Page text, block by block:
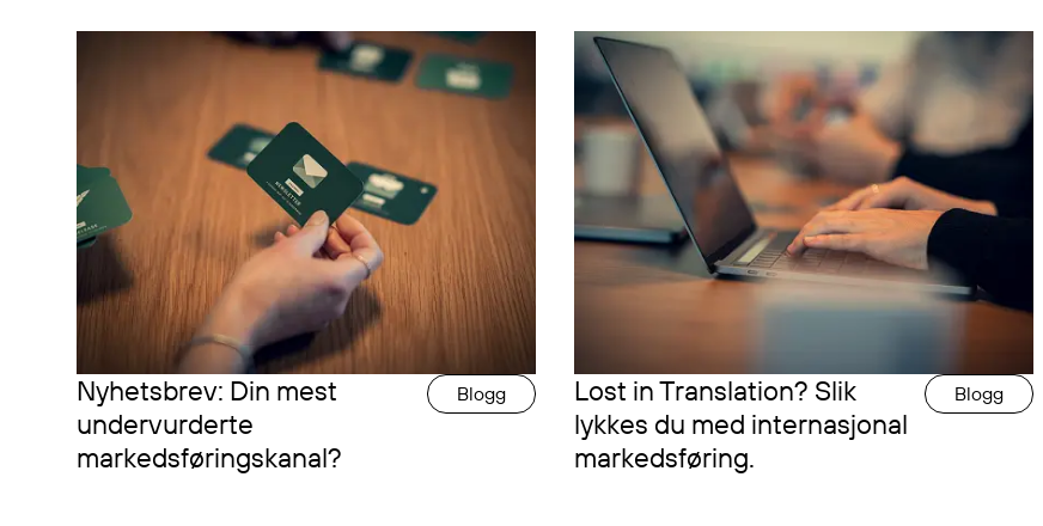
Nyhetsbrev: Din mest
undervurderte
markedsføringskanal?
Blogg
Lost in Translation? Slik
lykkes du med internasjonal
markedsføring.
Blogg